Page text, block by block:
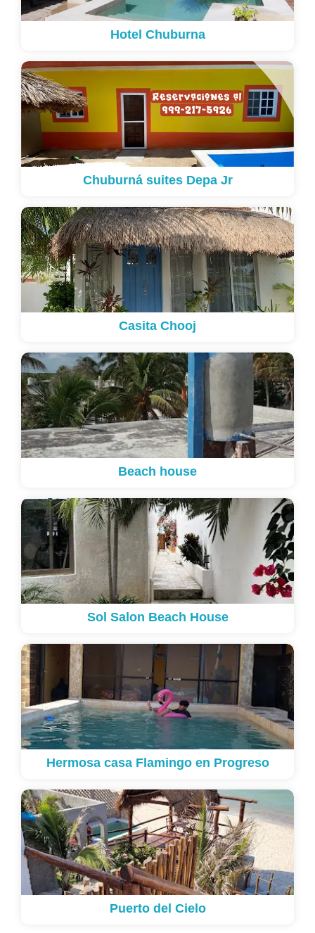
Hotel Chuburna
Chuburná suites Depa Jr
Casita Chooj
Beach house
Sol Salon Beach House
Hermosa casa Flamingo en Progreso
Puerto del Cielo